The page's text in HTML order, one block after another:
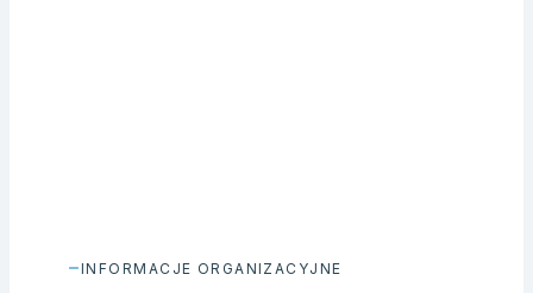
INFORMACJE ORGANIZACYJNE